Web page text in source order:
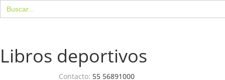
Buscar:
Libros deportivos
Contacto: 55 56891000